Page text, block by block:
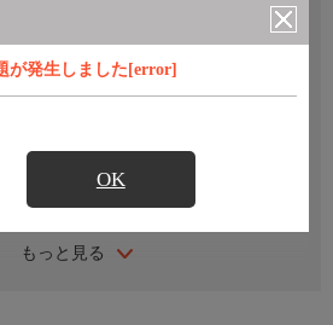
が発生しました[error]
OK
もっと見る
アプリ視聴